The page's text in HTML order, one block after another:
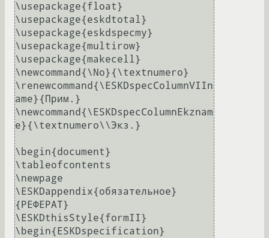
\usepackage{float}
\usepackage{eskdtotal}
\usepackage{eskdspecmy}
\usepackage{multirow}
\usepackage{makecell}
\newcommand{\No}{\textnumero}
\renewcommand{\ESKDspecColumnVIIn
ame}{Прим.}
\newcommand{\ESKDspecColumnEkznam
e}{\textnumero\\Экз.}
\begin{document}
\tableofcontents
\newpage
\ESKDappendix{обязательное}
{РЕФЕРАТ}
\ESKDthisStyle{formII}
\begin{ESKDspecification}